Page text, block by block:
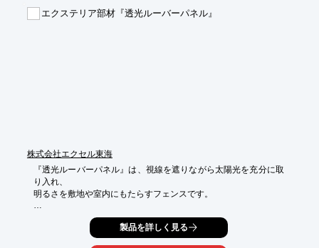
エクステリア部材『透光ルーバーパネル』
株式会社エクセル東海
『透光ルーバーパネル』は、視線を遮りながら太陽光を充分に取
り入れ、
明るさを敷地や室内にもたらすフェンスです。
パネルは2種類のアクリル樹脂（透明＋ホワイトまたはブラッ
厚さ2mm内に角度50°でルーバー状にして成型。
製品を詳しく見る